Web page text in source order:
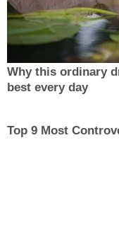
Why this ordinary
best every day
Top 9 Most